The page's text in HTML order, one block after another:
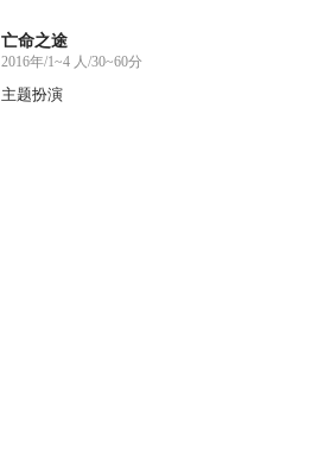
亡命之途
2016年/1~4 人/30~60分
主题扮演